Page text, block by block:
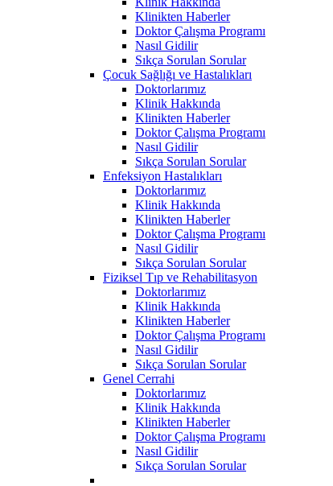
Klinikten Haberler
Doktor Çalışma Programı
Nasıl Gidilir
Sıkça Sorulan Sorular
Çocuk Sağlığı ve Hastalıkları
Doktorlarımız
Klinik Hakkında
Klinikten Haberler
Doktor Çalışma Programı
Nasıl Gidilir
Sıkça Sorulan Sorular
Enfeksiyon Hastalıkları
Doktorlarımız
Klinik Hakkında
Klinikten Haberler
Doktor Çalışma Programı
Nasıl Gidilir
Sıkça Sorulan Sorular
Fiziksel Tıp ve Rehabilitasyon
Doktorlarımız
Klinik Hakkında
Klinikten Haberler
Doktor Çalışma Programı
Nasıl Gidilir
Sıkça Sorulan Sorular
Genel Cerrahi
Doktorlarımız
Klinik Hakkında
Klinikten Haberler
Doktor Çalışma Programı
Nasıl Gidilir
Sıkça Sorulan Sorular